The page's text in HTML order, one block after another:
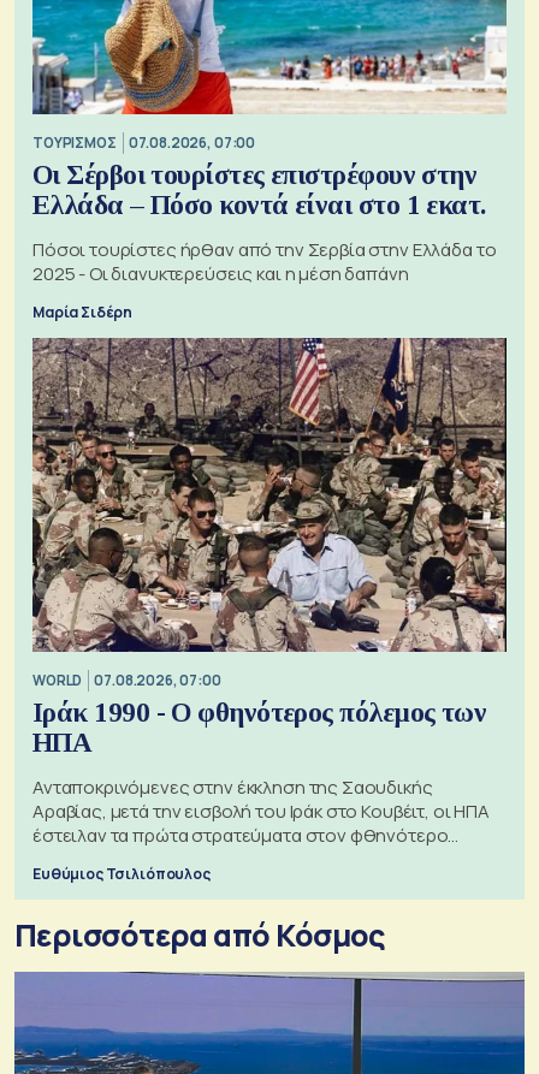
ΤΟΥΡΙΣΜΟΣ 07.08.2026, 07:00
Οι Σέρβοι τουρίστες επιστρέφουν στην
Ελλάδα – Πόσο κοντά είναι στο 1 εκατ.
Πόσοι τουρίστες ήρθαν από την Σερβία στην Ελλάδα το
2025 - Οι διανυκτερεύσεις και η μέση δαπάνη
Μαρία Σιδέρη
WORLD 07.08.2026, 07:00
Ιράκ 1990 - Ο φθηνότερος πόλεμος των
ΗΠΑ
Ανταποκρινόμενες στην έκκληση της Σαουδικής
Αραβίας, μετά την εισβολή του Ιράκ στο Κουβέιτ, οι ΗΠΑ
έστειλαν τα πρώτα στρατεύματα στον φθηνότερο
Ευθύμιος Τσιλιόπουλος
Περισσότερα από Κόσμος